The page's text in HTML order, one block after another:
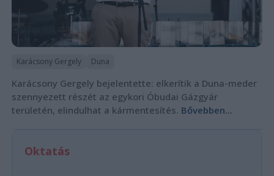
Karácsony Gergely Duna
Karácsony Gergely bejelentette: elkerítik a Duna-meder
szennyezett részét az egykori Óbudai Gázgyár
területén, elindulhat a kármentesítés. Bővebben...
Oktatás